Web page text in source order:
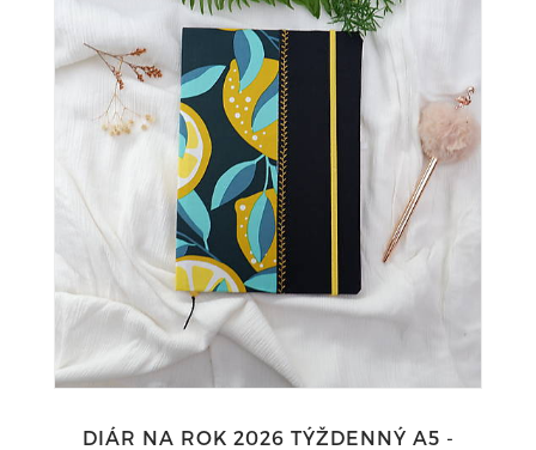
DIÁR NA ROK 2026 TÝŽDENNÝ A5 -